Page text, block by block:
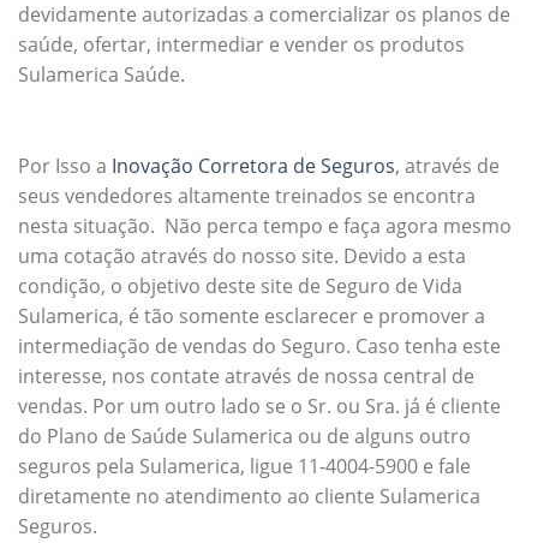
devidamente autorizadas a comercializar os planos de
saúde, ofertar, intermediar e vender os produtos
Sulamerica Saúde.
Por Isso a Inovação Corretora de Seguros, através de
seus vendedores altamente treinados se encontra
nesta situação. Não perca tempo e faça agora mesmo
uma cotação através do nosso site. Devido a esta
condição, o objetivo deste site de Seguro de Vida
Sulamerica, é tão somente esclarecer e promover a
intermediação de vendas do Seguro. Caso tenha este
interesse, nos contate através de nossa central de
vendas. Por um outro lado se o Sr. ou Sra. já é cliente
do Plano de Saúde Sulamerica ou de alguns outro
seguros pela Sulamerica, ligue 11-4004-5900 e fale
diretamente no atendimento ao cliente Sulamerica
Seguros.